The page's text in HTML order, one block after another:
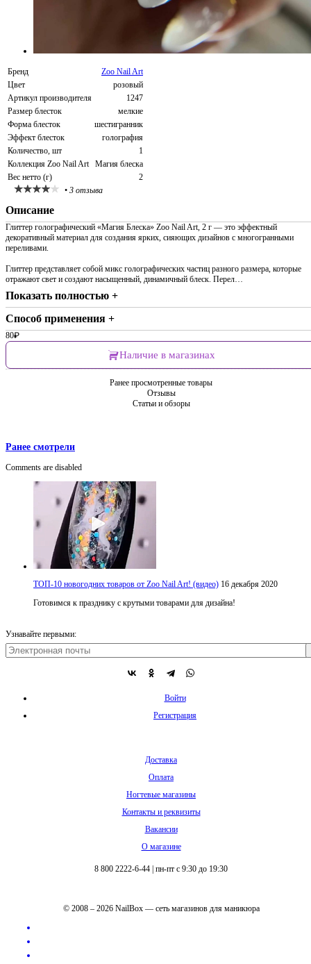
Бренд
Zoo Nail Art
Цвет
розовый
Артикул производителя
1247
Размер блесток
мелкие
Форма блесток
шестигранник
Эффект блесток
голография
Количество, шт
1
Коллекция Zoo Nail Art
Магия блеска
Вес нетто (г)
2
• 3 отзыва
Описание
Глиттер голографический «Магия Блеска» Zoo Nail Art, 2 г — это эффектный
декоративный материал для создания ярких, сияющих дизайнов с многогранными
переливами.
Глиттер представляет собой микс голографических частиц разного размера, которые
отражают свет и создают насыщенный, динамичный блеск. Перел…
Показать полностью +
Способ применения +
80₽
Наличие в магазинах
Ранее просмотренные товары
Отзывы
Статьи и обзоры
Ранее смотрели
Comments are disabled
ТОП-10 новогодних товаров от Zoo Nail Art! (видео) 16 декабря 2020
Готовимся к празднику с крутыми товарами для дизайна!
Узнавайте первыми:
Войти
Регистрация
Доставка
Оплата
Ногтевые магазины
Контакты и реквизиты
Вакансии
О магазине
8 800 2222-6-44 пн-пт с 9:30 до 19:30
© 2008 – 2026 NailBox — сеть магазинов для маникюра